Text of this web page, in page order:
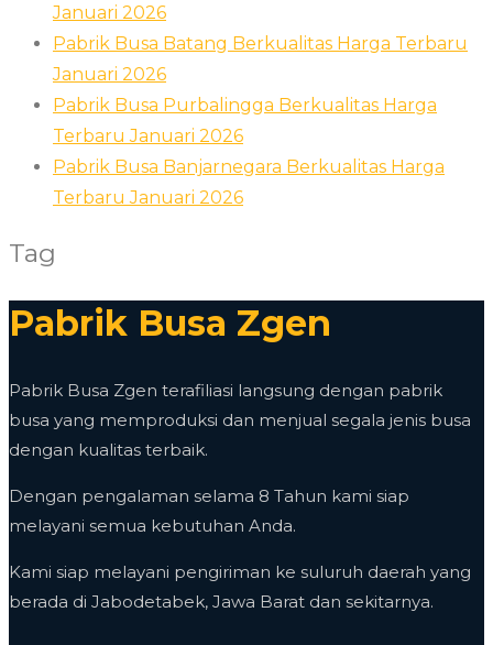
Januari 2026
Pabrik Busa Batang Berkualitas Harga Terbaru
Januari 2026
Pabrik Busa Purbalingga Berkualitas Harga
Terbaru Januari 2026
Pabrik Busa Banjarnegara Berkualitas Harga
Terbaru Januari 2026
Tag
Pabrik Busa Zgen
Pabrik Busa Zgen terafiliasi langsung dengan pabrik
busa yang memproduksi dan menjual segala jenis busa
dengan kualitas terbaik.
Dengan pengalaman selama 8 Tahun kami siap
melayani semua kebutuhan Anda.
Kami siap melayani pengiriman ke suluruh daerah yang
berada di Jabodetabek, Jawa Barat dan sekitarnya.